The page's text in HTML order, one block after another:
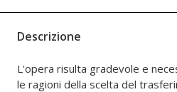
Descrizione
L'opera risulta gradevole e
le ragioni della scelta del
dall'autore come "necessità
secondo il pesante giudizio